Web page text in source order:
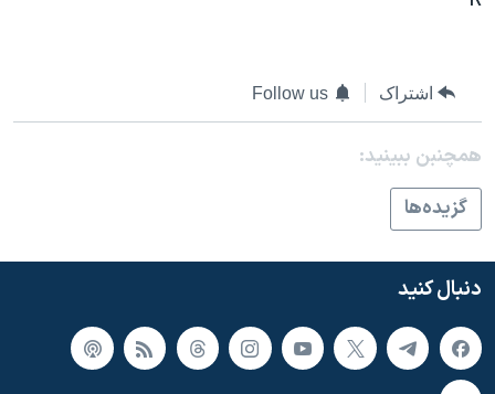
اشتراک Follow us
همچنبن ببینید:
گزيده‌ها
دنبال کنید